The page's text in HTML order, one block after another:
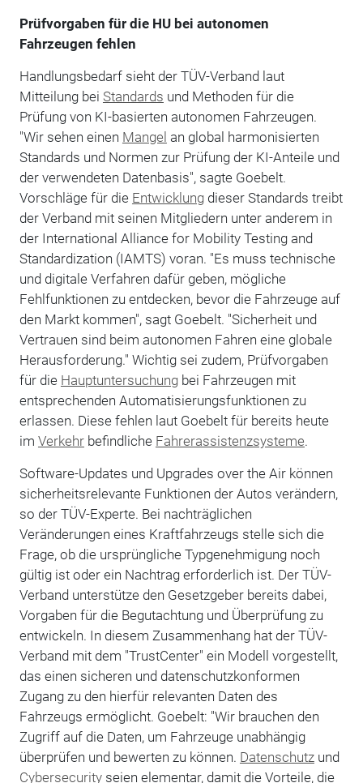
Prüfvorgaben für die HU bei autonomen
Fahrzeugen fehlen
Handlungsbedarf sieht der TÜV-Verband laut
Mitteilung bei Standards und Methoden für die
Prüfung von KI-basierten autonomen Fahrzeugen.
"Wir sehen einen Mangel an global harmonisierten
Standards und Normen zur Prüfung der KI-Anteile und
der verwendeten Datenbasis", sagte Goebelt.
Vorschläge für die Entwicklungdieser Standards treibt
der Verband mit seinen Mitgliedern unter anderem in
der International Alliance for Mobility Testing and
Standardization (IAMTS) voran. "Es muss technische
und digitale Verfahren dafür geben, mögliche
Fehlfunktionen zu entdecken, bevor die Fahrzeuge auf
den Markt kommen", sagt Goebelt. "Sicherheit und
Vertrauen sind beim autonomen Fahren eine globale
Herausforderung." Wichtig sei zudem, Prüfvorgaben
für die Hauptuntersuchungbei Fahrzeugen mit
entsprechenden Automatisierungsfunktionen zu
erlassen. Diese fehlen laut Goebelt für bereits heute
im Verkehrbefindliche Fahrerassistenzsysteme.
Software-Updates und Upgrades over the Air können
sicherheitsrelevante Funktionen der Autos verändern,
so der TÜV-Experte. Bei nachträglichen
Veränderungen eines Kraftfahrzeugs stelle sich die
Frage, ob die ursprüngliche Typgenehmigung noch
gültig ist oder ein Nachtrag erforderlich ist. Der TÜV-
Verband unterstütze den Gesetzgeber bereits dabei,
Vorgaben für die Begutachtung und Überprüfung zu
entwickeln. In diesem Zusammenhang hat der TÜV-
Verband mit dem "TrustCenter" ein Modell vorgestellt,
das einen sicheren und datenschutzkonformen
Zugang zu den hierfür relevanten Daten des
Fahrzeugs ermöglicht. Goebelt: "Wir brauchen den
Zugriff auf die Daten, um Fahrzeuge unabhängig
überprüfen und bewerten zu können. Datenschutzund
Cybersecurityseien elementar, damit die Vorteile, die